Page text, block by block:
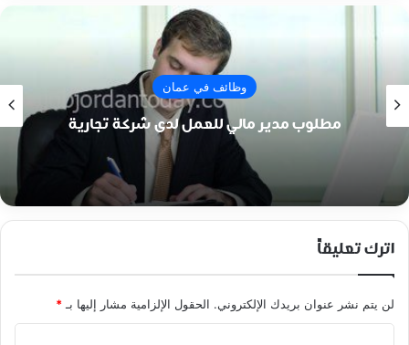
وظائف في عمان
مطلوب مدير مالي للعمل لدى شركة تجارية
اترك تعليقاً
لن يتم نشر عنوان بريدك الإلكتروني. الحقول الإلزامية مشار إليها بـ*